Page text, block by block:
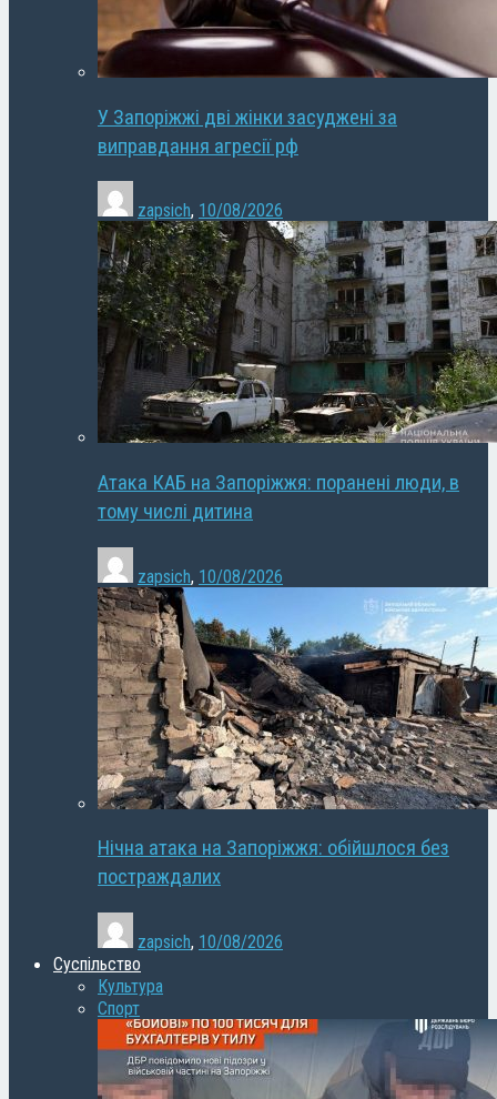
У Запоріжжі дві жінки засуджені за
виправдання агресії рф
zapsich, 10/08/2026
Атака КАБ на Запоріжжя: поранені люди, в
тому числі дитина
zapsich, 10/08/2026
Нічна атака на Запоріжжя: обійшлося без
постраждалих
zapsich, 10/08/2026
Суспільство
Культура
Спорт